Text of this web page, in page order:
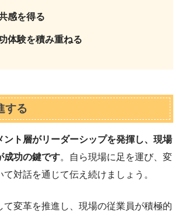
感を得る
体験を積み重ねる
する
ント層がリーダーシップを発揮し、現場
成功の鍵です。自ら現場に足を運び、変
対話を通じて伝え続けましょう。
て変革を推進し、現場の従業員が積極的